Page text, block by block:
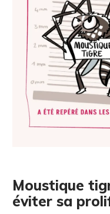
Moustique
éviter sa